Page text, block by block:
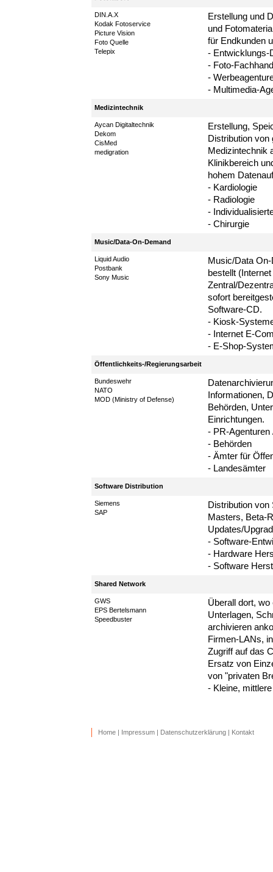
DIN.A.X
Kodak Fotoservice
Picture Vision
Foto Quelle
Telepix
Erstellung und
und
für Endkunden
- Entwicklungs-
- Foto-
-
- Multimedia-
Medizintechnik
Aycan Digitaltechnik
Dekom
CisMed
medigration
Erstellung,
Distribution von
Medizintechnik
Klinikbereich
hohem
- Kardiologie
- Radiologie
-
- Chirurgie
Music/Data-On-Demand
Liquid Audio
Postbank
Sony Music
Music/Data
bestellt
Zentral/
sofort
Software-CD.
- Kiosk-
- Internet E-
- E-Shop-
Öffentlichkeits-/Regierungsarbeit
Bundeswehr
NATO
MOD (Ministry of Defense)
Informationen,
Behörden,
Einrichtungen.
- PR-Agenturen
- Behörden
- Ämter für
- Landesämter
Software Distribution
Siemens
SAP
Distribution
Masters, Beta-
Updates/
- Software-
- Hardware
- Software
Shared Network
GWS
EPS Bertelsmann
Speedbuster
Überall dort,
Unterlagen,
archivieren
Firmen-LANs,
Zugriff auf das
Ersatz von
von "privaten
- Kleine,
Home | Impressum | Datenschutzerklärung | Kontakt